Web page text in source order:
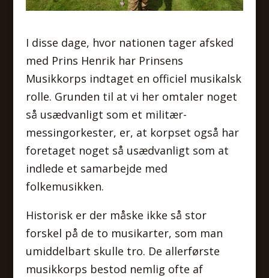
I disse dage, hvor nationen tager afsked
med Prins Henrik har Prinsens
Musikkorps indtaget en officiel musikalsk
rolle. Grunden til at vi her omtaler noget
så usædvanligt som et militær-
messingorkester, er, at korpset også har
foretaget noget så usædvanligt som at
indlede et samarbejde med
folkemusikken.
Historisk er der måske ikke så stor
forskel på de to musikarter, som man
umiddelbart skulle tro. De allerførste
musikkorps bestod nemlig ofte af